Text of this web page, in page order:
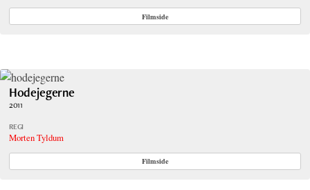
Filmside
Hodejegerne
2011
REGI
Morten Tyldum
Filmside